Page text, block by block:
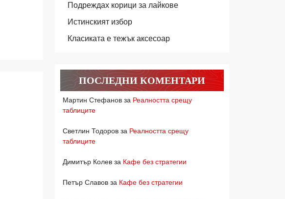
Подреждах корици за лайкове
Истинският избор
Класиката е тежък аксесоар
ПОСЛЕДНИ КОМЕНТАРИ
Мартин Стефанов за Реалността срещу
таблиците
Светлин Тодоров за Реалността срещу
таблиците
Димитър Колев за Кафе без стратегии
Петър Славов за Кафе без стратегии